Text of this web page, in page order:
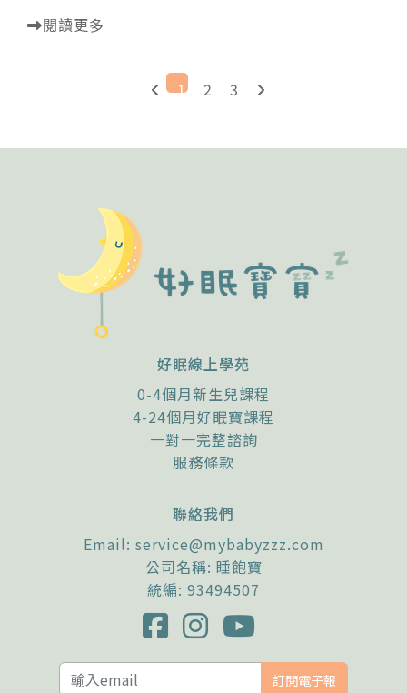
閱讀更多
1 2 3
好眠線上學苑
0-4個月新生兒課程
4-24個月好眠寶課程
一對一完整諮詢
服務條款
聯絡我們
Email: service@mybabyzzz.com
公司名稱: 睡飽寶
統編: 93494507
訂閱電子報